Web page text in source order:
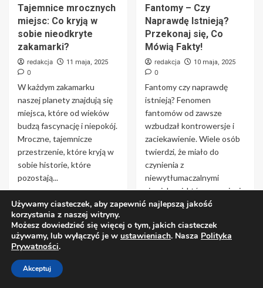
Tajemnice mrocznych
miejsc: Co kryją w
sobie nieodkryte
zakamarki?
redakcja 11 maja, 2025
0
W każdym zakamarku
naszej planety znajdują się
miejsca, które od wieków
budzą fascynację i niepokój.
Mroczne, tajemnicze
przestrzenie, które kryją w
sobie historie, które
pozostają...
Fantomy – Czy
Naprawdę Istnieją?
Przekonaj się, Co
Mówią Fakty!
redakcja 10 maja, 2025
0
Fantomy czy naprawdę
istnieją? Fenomen
fantomów od zawsze
wzbudzał kontrowersje i
zaciekawienie. Wiele osób
twierdzi, że miało do
czynienia z
niewytłumaczalnymi
zjawiskami, które przypisuje
się...
Czytaj
Używamy ciasteczek, aby zapewnić najlepszą jakość
korzystania z naszej witryny.
Możesz dowiedzieć się więcej o tym, jakich ciasteczek
używamy, lub wyłączyć je w ustawieniach. Nasza Polityka
Prywatności.
Akceptuj